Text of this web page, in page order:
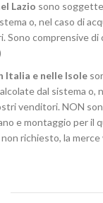
Lazio sono
o, nel caso di
Sono comprensive di
Italia e nelle Isole
dal sistema o,
venditori. NON
e montaggio per il
richiesto, la